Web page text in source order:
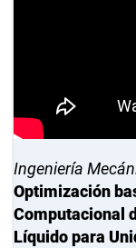
Ingeniería
Optimización
Computacional
Líquido para